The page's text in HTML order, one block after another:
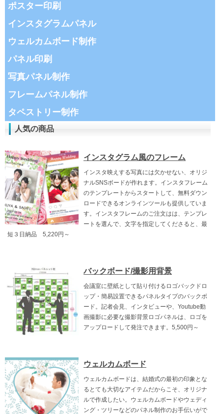
ポスター印刷
インスタグラムパネル
ウェルカムボード制作
パネル印刷
写真パネル制作
フレームパネル制作
タペストリー制作
人気の商品
インスタグラム風のフレーム
インスタ映えする写真には欠かせない、オリジ
ナルSNSボードが作れます。インスタフレーム
のテンプレートからスタートして、無料ダウン
ロードできるオンラインツールも提供していま
す。インスタフレームのご注文はは、テンプレ
ートを選んで、文字を指定してくださると、最
短３日納品 5,220円～
バックボード/撮影用背景
会議室に壁紙として貼り付けるロゴバックドロ
ップ・簡易設置できるパネルタイプのバックボ
ード。記者会見、インタビューや、Youtube動
画撮影に必要な撮影背景ロゴパネルは、ロゴを
アップロードして発注できます。5,500円～
ウェルカムボード
ウェルカムボードは、結婚式の最初の印象とな
るとても大切なアイテムだからこそ、オリジナ
ルで作成したい。ウェルカムボードやウェディ
ング・ツリーなどのパネル制作のお手伝いがで